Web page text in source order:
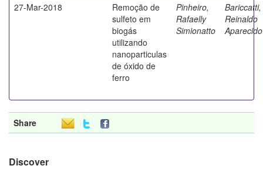
27-Mar-2018
Remoção de
sulfeto em
biogás
utilizando
nanoparticulas
de óxido de
ferro
Pinheiro,
Rafaelly
Simionatto
Bariccatti,
Reinaldo
Aparecido
Share
Discover